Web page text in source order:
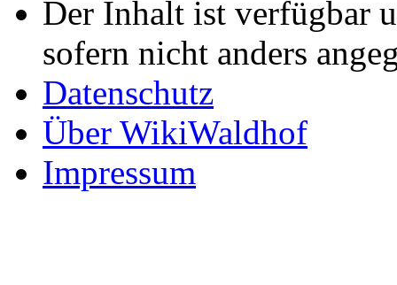
Der Inhalt ist verfügbar
sofern nicht anders
Datenschutz
Über WikiWaldhof
Impressum